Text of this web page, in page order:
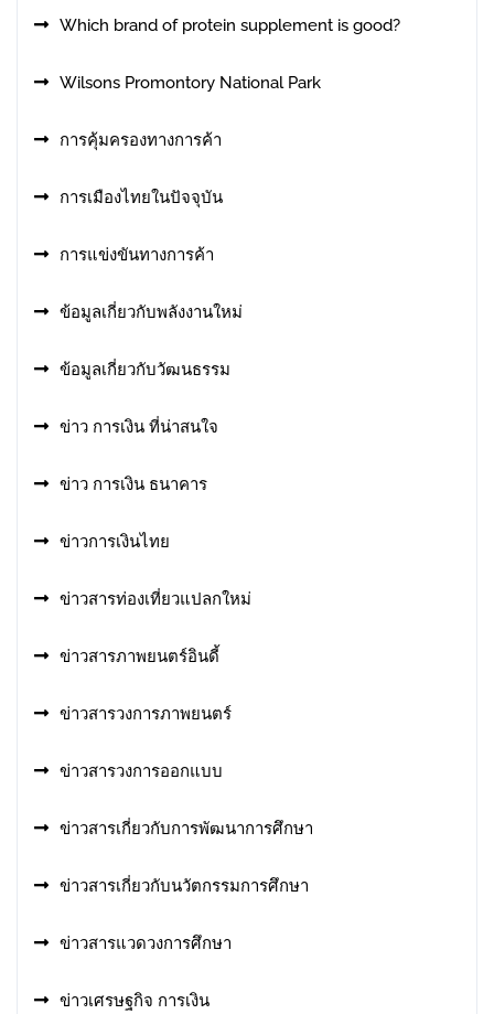
Which brand of protein supplement is good?
Wilsons Promontory National Park
การคุ้มครองทางการค้า
การเมืองไทยในปัจจุบัน
การแข่งขันทางการค้า
ข้อมูลเกี่ยวกับพลังงานใหม่
ข้อมูลเกี่ยวกับวัฒนธรรม
ข่าว การเงิน ที่น่าสนใจ
ข่าว การเงิน ธนาคาร
ข่าวการเงินไทย
ข่าวสารท่องเที่ยวแปลกใหม่
ข่าวสารภาพยนตร์อินดี้
ข่าวสารวงการภาพยนตร์
ข่าวสารวงการออกแบบ
ข่าวสารเกี่ยวกับการพัฒนาการศึกษา
ข่าวสารเกี่ยวกับนวัตกรรมการศึกษา
ข่าวสารแวดวงการศึกษา
ข่าวเศรษฐกิจ การเงิน